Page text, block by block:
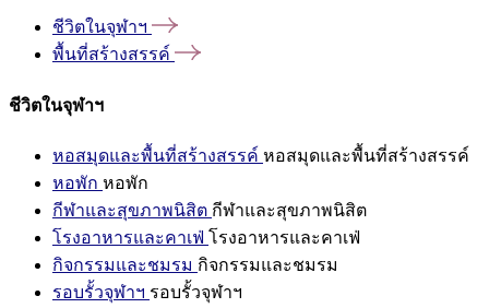
ชีวิตในจุฬาฯ
พื้นที่สร้างสรรค์
ชีวิตในจุฬาฯ
หอสมุดและพื้นที่สร้างสรรค์ หอสมุดและพื้นที่สร้างสรรค์
หอพัก หอพัก
กีฬาและสุขภาพนิสิต กีฬาและสุขภาพนิสิต
โรงอาหารและคาเฟ่ โรงอาหารและคาเฟ่
กิจกรรมและชมรม กิจกรรมและชมรม
รอบรั้วจุฬาฯ รอบรั้วจุฬาฯ